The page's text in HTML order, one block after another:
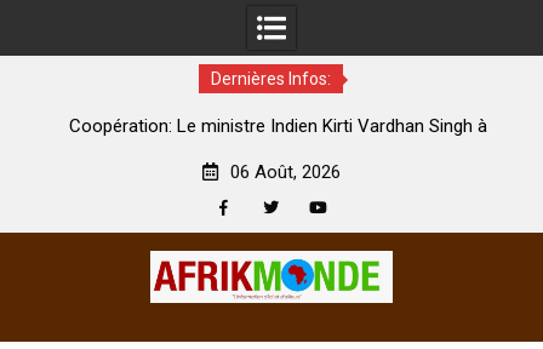
Dernières Infos:
Coopération: Le ministre Indien Kirti Vardhan Singh à
06 Août, 2026